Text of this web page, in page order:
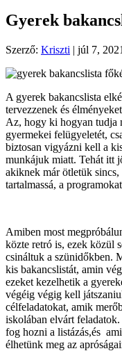
Gyerek
Szerző: Kriszti | júl 7, 2021
A gyerek bakancslista
tervezzenek és
Az, hogy ki hogyan tudja
gyermekei felügyeletét,
biztosan vigyázni kell a
munkájuk miatt. Tehát itt
akiknek már ötletük
tartalmassá, a
Amiben most
közte retró is, ezek közül
csináltuk a szünidőkben.
kis bakancslistát, amin
ezeket kezelhetik a
végéig végig kell
célfeladatokat, amik
iskolában elvárt
fog hozni a listázás,és
élhetünk meg az